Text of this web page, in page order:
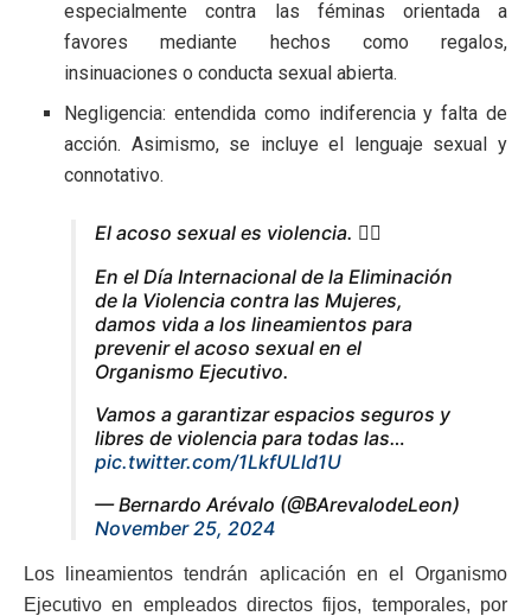
especialmente contra las féminas orientada a
favores mediante hechos como regalos,
insinuaciones o conducta sexual abierta.
Negligencia: entendida como indiferencia y falta de
acción. Asimismo, se incluye el lenguaje sexual y
connotativo.
El acoso sexual es violencia. ✋🏻
En el Día Internacional de la Eliminación
de la Violencia contra las Mujeres,
damos vida a los lineamientos para
prevenir el acoso sexual en el
Organismo Ejecutivo.
Vamos a garantizar espacios seguros y
libres de violencia para todas las…
pic.twitter.com/1LkfULld1U
— Bernardo Arévalo (@BArevalodeLeon)
November 25, 2024
Los lineamientos tendrán aplicación en el Organismo
Ejecutivo en empleados directos fijos, temporales, por